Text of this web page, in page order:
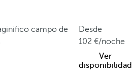
campo de
Desde
102
/noche
Ver
disponibilidad